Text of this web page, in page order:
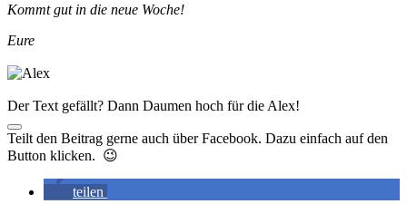
Kommt gut in die neue Woche!
Eure
Der Text gefällt? Dann Daumen hoch für die Alex!
Teilt den Beitrag gerne auch über Facebook. Dazu einfach auf den
Button klicken. 😉
teilen